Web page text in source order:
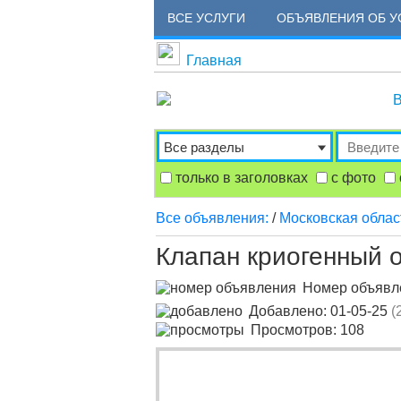
ВСЕ УСЛУГИ ОБЪЯВЛЕНИЯ ОБ
Главная
только в заголовках с фото
Все объявления: / Московская
Клапан криогенный
Номер
Добавлено: 01-05-25
Просмотров: 108